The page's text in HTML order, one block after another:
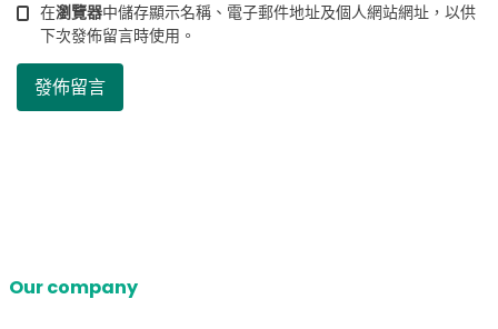
在瀏覽器中儲存顯示名稱、電子郵件地址及個人網站網址，以供
下次發佈留言時使用。
Our company